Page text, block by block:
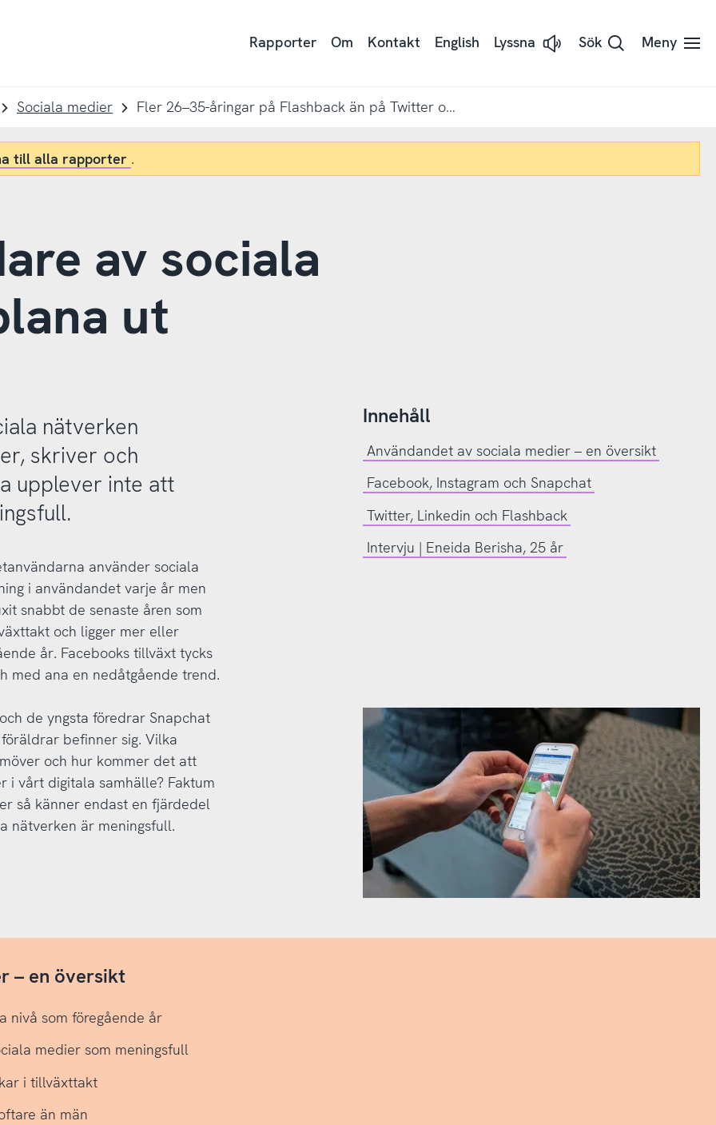
Rapporter Om Kontakt English Lyssna
Lyssna Sök Meny
Sociala medier Fler 26–35-åringar på Flashback än på Twitter och Linkedin
till alla rapporter .
av sociala
ut
Innehåll
Användandet av sociala medier – en översikt
Facebook, Instagram och Snapchat
Twitter, Linkedin och Flashback
Intervju | Eneida Berisha, 25 år
nätverken
skriver och
upplever inte att
använder sociala
i användandet varje år men
snabbt de senaste åren som
och ligger mer eller
år. Facebooks tillväxt tycks
med ana en nedåtgående trend.
de yngsta föredrar Snapchat
befinner sig. Vilka
och hur kommer det att
i vårt digitala samhälle? Faktum
så känner endast en fjärdedel
nätverken är meningsfull.
– en översikt
nivå som föregående år
medier som meningsfull
i tillväxttakt
än män